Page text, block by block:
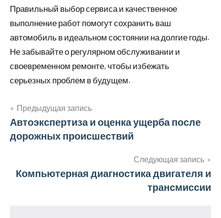
Правильный выбор сервиса и качественное
выполнение работ помогут сохранить ваш
автомобиль в идеальном состоянии на долгие годы.
Не забывайте о регулярном обслуживании и
своевременном ремонте, чтобы избежать
серьезных проблем в будущем.
Навигация
по
Предыдущая запись
Автоэкспертиза и оценка ущерба после
дорожных происшествий
Следующая запись
Компьютерная диагностика двигателя и
трансмиссии